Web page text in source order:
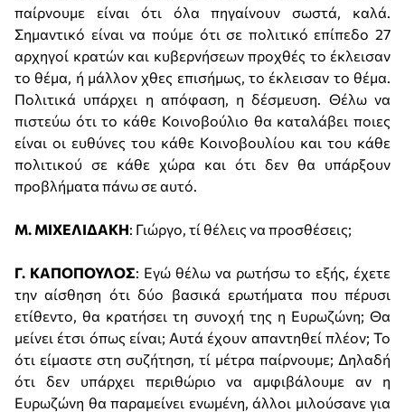
παίρνουμε είναι ότι όλα πηγαίνουν σωστά, καλά.
Σημαντικό είναι να πούμε ότι σε πολιτικό επίπεδο 27
αρχηγοί κρατών και κυβερνήσεων προχθές το έκλεισαν
το θέμα, ή μάλλον χθες επισήμως, το έκλεισαν το θέμα.
Πολιτικά υπάρχει η απόφαση, η δέσμευση. Θέλω να
πιστεύω ότι το κάθε Κοινοβούλιο θα καταλάβει ποιες
είναι οι ευθύνες του κάθε Κοινοβουλίου και του κάθε
πολιτικού σε κάθε χώρα και ότι δεν θα υπάρξουν
προβλήματα πάνω σε αυτό.
Μ. ΜΙΧΕΛΙΔΑΚΗ: Γιώργο, τί θέλεις να προσθέσεις;
Γ. ΚΑΠΟΠΟΥΛΟΣ: Εγώ θέλω να ρωτήσω το εξής, έχετε
την αίσθηση ότι δύο βασικά ερωτήματα που πέρυσι
ετίθεντο, θα κρατήσει τη συνοχή της η Ευρωζώνη; Θα
μείνει έτσι όπως είναι; Αυτά έχουν απαντηθεί πλέον; Το
ότι είμαστε στη συζήτηση, τί μέτρα παίρνουμε; Δηλαδή
ότι δεν υπάρχει περιθώριο να αμφιβάλουμε αν η
Ευρωζώνη θα παραμείνει ενωμένη, άλλοι μιλούσανε για